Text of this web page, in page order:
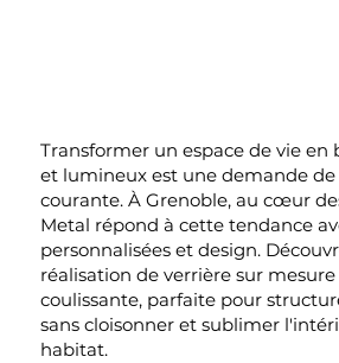
Transformer un espace de vie
et lumineux est une demande de
courante. À Grenoble, au cœur
Metal répond à cette tendance
personnalisées et design.
réalisation de verrière sur
coulissante, parfaite pour
sans cloisonner et sublimer
habitat.